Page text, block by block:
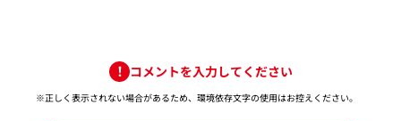
コメントを入力してください
※正しく表示されない場合があるため、環境依存文字の使用はお控えください。​